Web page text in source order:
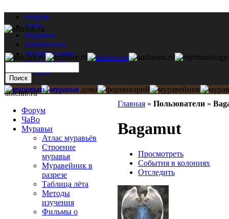
Форум
ЧаВо
Муравьи
Библиотека
Муравьи дома
Мастерская
Каталог
Главная » Пользователи »
Bagamut
Просмотреть
События в колониях
Отследить
antclub.ru
Форум
ЧаВо
Муравьи
Атлас муравьёв
Строение
муравья
Муравейник в
разрезе
Таблица лёта
Методы
изучения
Фильмы о